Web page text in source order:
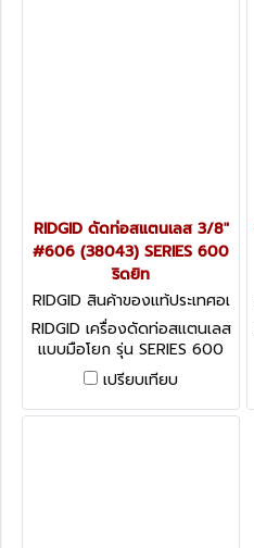
RIDGID ดัดท่อสแตนเลส 3/8"
#606 (38043) SERIES 600
ริดยิท
RIDGID สินค้าของแท้ประเทศอเ
มริกา 38043
RIDGID เครื่องดัดท่อสแตนเลส
แบบมือโยก รุ่น SERIES 600
TUBE BENDER ถูกออกแบบมา
เพื่อใช้สำหรับดัดท่อสแตนเลส,
ไททาเนียม และท่อชนิดต่างๆ
เปรียบเทียบ